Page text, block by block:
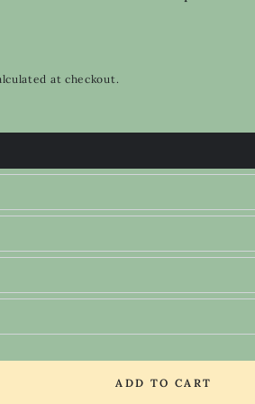
at checkout.
ADD TO CART